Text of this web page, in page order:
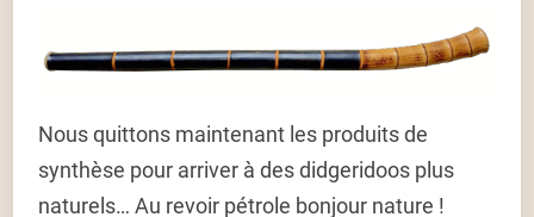
Nous quittons maintenant les produits de
synthèse pour arriver à des didgeridoos plus
naturels… Au revoir pétrole bonjour nature !